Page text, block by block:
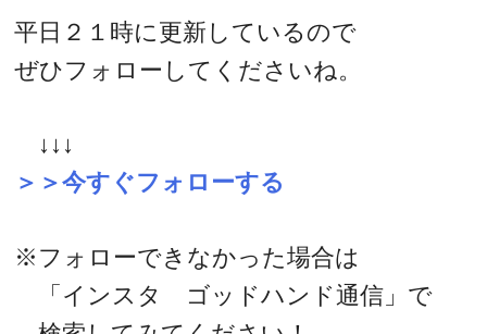
平日２１時に更新しているので
ぜひフォローしてくださいね。
↓↓↓
＞＞今すぐフォローする
※フォローできなかった場合は
「インスタ ゴッドハンド通信」で